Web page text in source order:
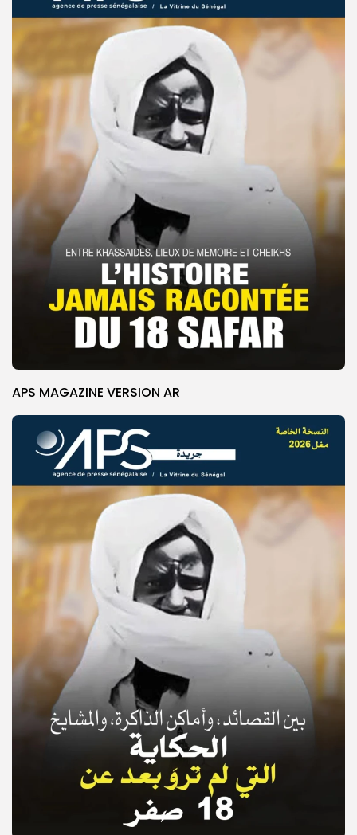
© Copyright 2025, APS
APS MAGAZINE VERSION AR